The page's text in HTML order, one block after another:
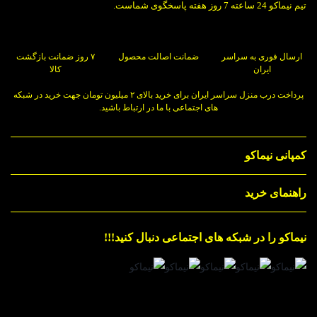
تیم نیماکو 24 ساعته 7 روز هفته پاسخگوی شماست.
ارسال فوری به سراسر
ایران
ضمانت اصالت محصول
۷ روز ضمانت بازگشت
کالا
پرداخت درب منزل سراسر ایران برای خرید بالای ۲ میلیون تومان جهت خرید در شبکه
های اجتماعی با ما در ارتباط باشید.
کمپانی نیماکو
راهنمای خرید
نیماکو را در شبکه های اجتماعی دنبال کنید!!!